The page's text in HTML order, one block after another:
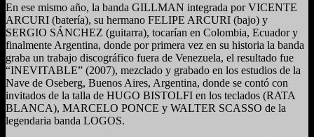
En ese mismo año, la banda GILLMAN integrada por VICENTE
ARCURI (batería), su hermano FELIPE ARCURI (bajo) y
SERGIO SÁNCHEZ (guitarra), tocarían en Colombia, Ecuador y
finalmente Argentina, donde por primera vez en su historia la banda
graba un trabajo discográfico fuera de Venezuela, el resultado fue
“INEVITABLE” (2007), mezclado y grabado en los estudios de la
Nave de Oseberg, Buenos Aires, Argentina, donde se contó con
invitados de la talla de HUGO BISTOLFI en los teclados (RATA
BLANCA), MARCELO PONCE y WALTER SCASSO de la
legendaria banda LOGOS.